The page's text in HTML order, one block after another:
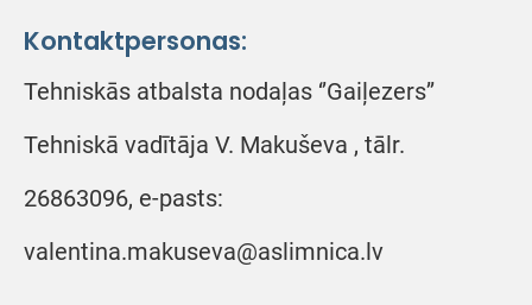
Kontaktpersonas:
Tehniskās atbalsta nodaļas ‘’Gaiļezers’’
Tehniskā vadītāja V. Makuševa , tālr.
26863096, e-pasts:
valentina.makuseva@aslimnica.lv